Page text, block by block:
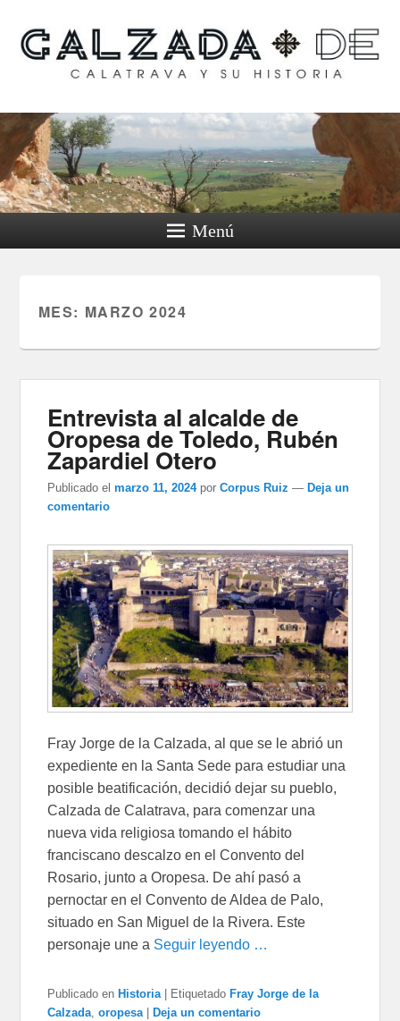
Calzada de Calatrava y
su historia
Menú
MES: MARZO 2024
Entrevista al alcalde de
Oropesa de Toledo, Rubén
Zapardiel Otero
Publicado el marzo 11, 2024 porCorpus Ruiz — Deja un
comentario
Fray Jorge de la Calzada, al que se le abrió un
expediente en la Santa Sede para estudiar una
posible beatificación, decidió dejar su pueblo,
Calzada de Calatrava, para comenzar una
nueva vida religiosa tomando el hábito
franciscano descalzo en el Convento del
Rosario, junto a Oropesa. De ahí pasó a
pernoctar en el Convento de Aldea de Palo,
situado en San Miguel de la Rivera. Este
personaje une a Seguir leyendo …
Publicado en Historia Etiquetado Fray Jorge de la
Calzada,oropesa Deja un comentario